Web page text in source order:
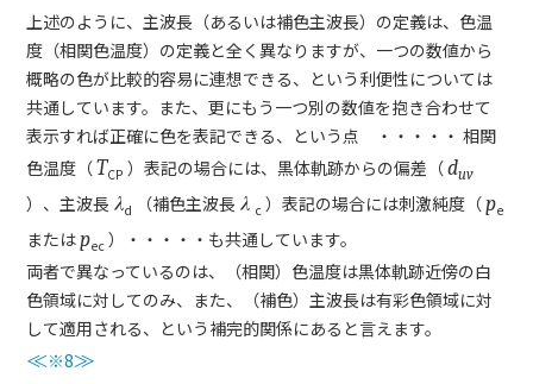
上述のように、主波長（あるいは補色主波長）の定義は、色温
度（相関色温度）の定義と全く異なりますが、一つの数値から
概略の色が比較的容易に連想できる、という利便性については
共通しています。また、更にもう一つ別の数値を抱き合わせて
表示すれば正確に色を表記できる、という点 ・・・・・ 相関
色温度（TCP ）表記の場合には、黒体軌跡からの偏差（duv
）、主波長 λd （補色主波長 λ c ）表記の場合には刺激純度（pe
またはpec ）・・・・・も共通しています。
両者で異なっているのは、（相関）色温度は黒体軌跡近傍の白
色領域に対してのみ、また、（補色）主波長は有彩色領域に対
して適用される、という補完的関係にあると言えます。
≪※8≫